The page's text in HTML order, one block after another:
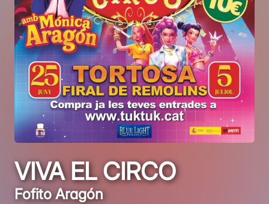
VIVA EL CIRCO
Fofito Aragón